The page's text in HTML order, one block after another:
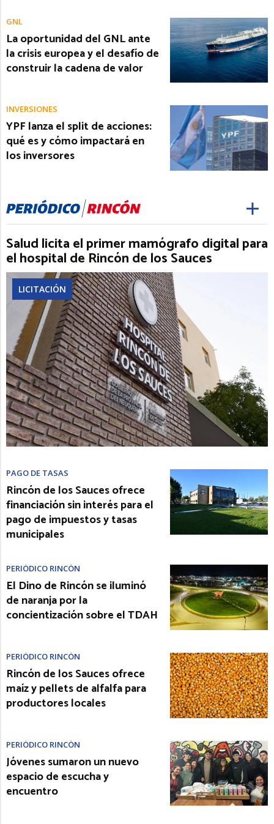
GNL
La oportunidad del GNL ante
la crisis europea y el desafío de
construir la cadena de valor
INVERSIONES
YPF lanza el split de acciones:
qué es y cómo impactará en
los inversores
Salud licita el primer mamógrafo digital para
el hospital de Rincón de los Sauces
LICITACIÓN
PAGO DE TASAS
Rincón de los Sauces ofrece
financiación sin interés para el
pago de impuestos y tasas
municipales
PERIÓDICO RINCÓN
El Dino de Rincón se iluminó
de naranja por la
concientización sobre el TDAH
PERIÓDICO RINCÓN
Rincón de los Sauces ofrece
maíz y pellets de alfalfa para
productores locales
PERIÓDICO RINCÓN
Jóvenes sumaron un nuevo
espacio de escucha y
encuentro